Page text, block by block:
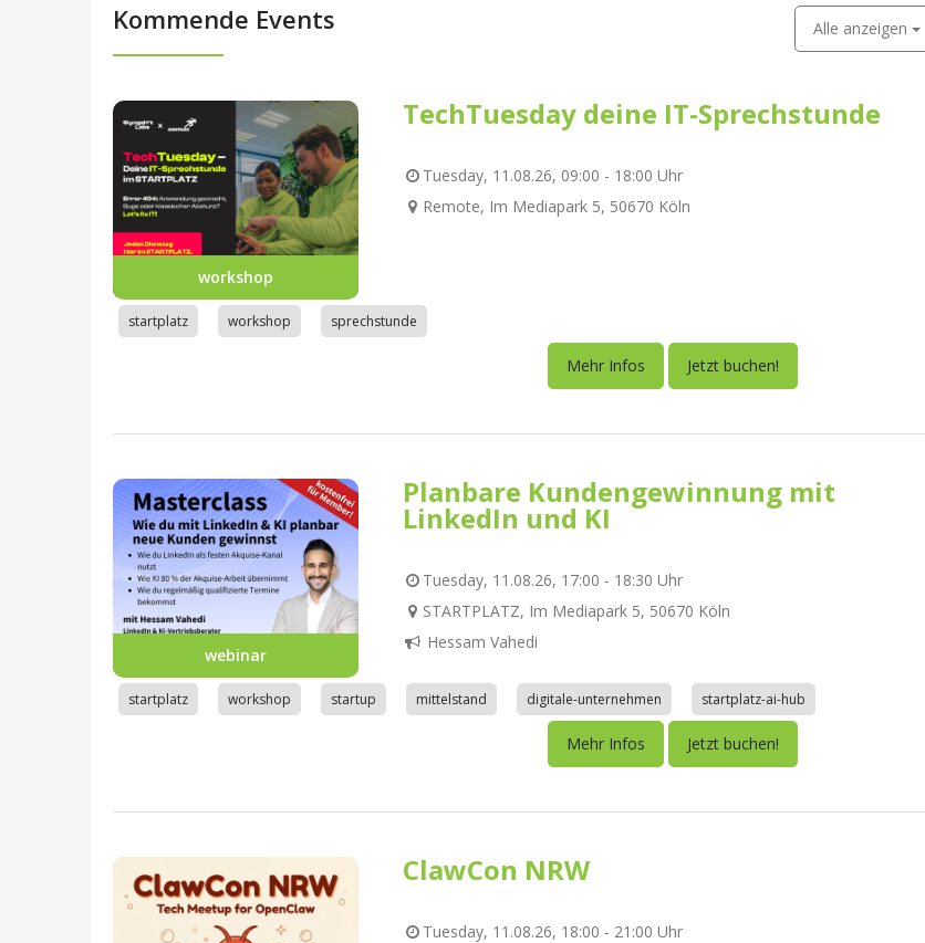
Kommende Events Alle anzeigen
workshop
TechTuesday deine IT-Sprechstunde
Tuesday, 11.08.26, 09:00 - 18:00 Uhr
Remote, Im Mediapark 5, 50670 Köln
startplatz workshop sprechstunde
Mehr Infos Jetzt buchen!
webinar
Planbare Kundengewinnung mit
LinkedIn und KI
Tuesday, 11.08.26, 17:00 - 18:30 Uhr
STARTPLATZ, Im Mediapark 5, 50670 Köln
Hessam Vahedi
startplatz workshop startup mittelstand digitale-unternehmen startplatz-ai-hub
Mehr Infos Jetzt buchen!
ClawCon NRW
Tuesday, 11.08.26, 18:00 - 21:00 Uhr